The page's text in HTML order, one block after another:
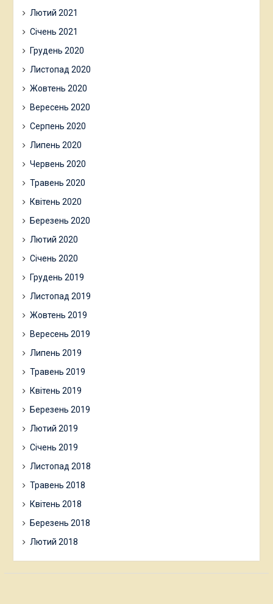
Лютий 2021
Січень 2021
Грудень 2020
Листопад 2020
Жовтень 2020
Вересень 2020
Серпень 2020
Липень 2020
Червень 2020
Травень 2020
Квітень 2020
Березень 2020
Лютий 2020
Січень 2020
Грудень 2019
Листопад 2019
Жовтень 2019
Вересень 2019
Липень 2019
Травень 2019
Квітень 2019
Березень 2019
Лютий 2019
Січень 2019
Листопад 2018
Травень 2018
Квітень 2018
Березень 2018
Лютий 2018